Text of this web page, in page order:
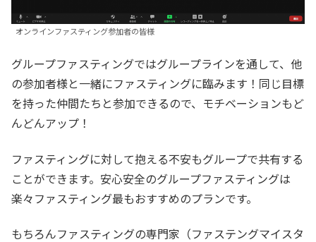
オンラインファスティング参加者の皆様
グループファスティングではグループラインを通して、他
の参加者様と一緒にファスティングに臨みます！同じ目標
を持った仲間たちと参加できるので、モチベーションもど
んどんアップ！
ファスティングに対して抱える不安もグループで共有する
ことができます。安心安全のグループファスティングは
楽々ファスティング最もおすすめのプランです。
もちろんファスティングの専門家（ファステングマイスタ